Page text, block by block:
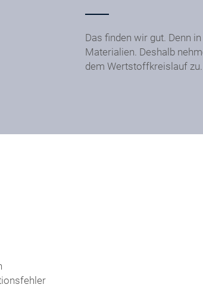
Das finden wir gut. Denn
Materialien. Deshalb
dem Wertstoffkreislauf zu.